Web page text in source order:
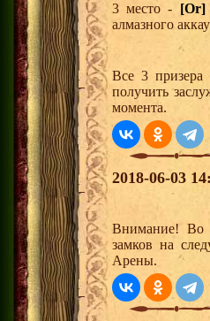
3 место - [Or]
алмазного
Все 3 призера
получить
момента.
2018-06-03
Внимание! Во
замков на
Арены.